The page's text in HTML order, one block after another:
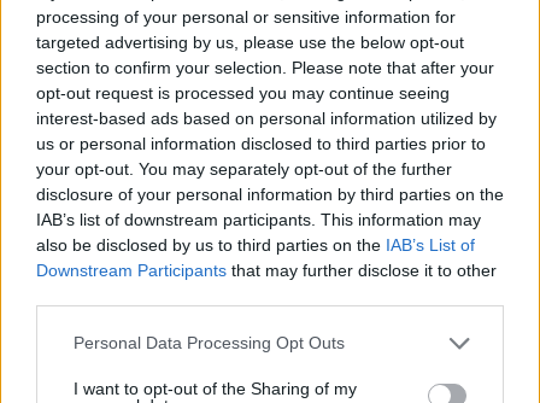
processing of your personal or sensitive information for
targeted advertising by us, please use the below opt-out
section to confirm your selection. Please note that after your
opt-out request is processed you may continue seeing
interest-based ads based on personal information utilized by
us or personal information disclosed to third parties prior to
your opt-out. You may separately opt-out of the further
disclosure of your personal information by third parties on the
IAB’s list of downstream participants. This information may
also be disclosed by us to third parties on the IAB’s List of
Downstream Participants that may further disclose it to other
Please note that this website/app uses one or more Google
not limited to your visit or usage behaviour. You may click to
Personal Data Processing Opt Outs
I want to opt-out of the Sharing of my
κατέγραφε τη συμβίωση του μικρού σκυλιού με
αγέλη λύκων εξηγεί γιατί δεν επενέβη, όταν το